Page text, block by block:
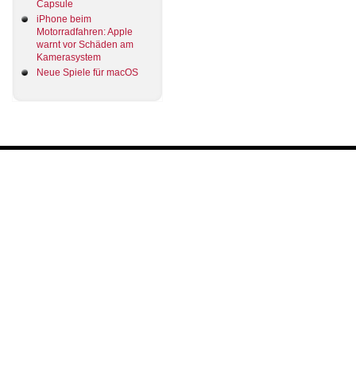
Capsule
iPhone beim
Motorradfahren: Apple
warnt vor Schäden am
Kamerasystem
Neue Spiele für macOS